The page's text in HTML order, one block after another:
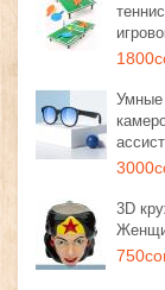
Умные
3D